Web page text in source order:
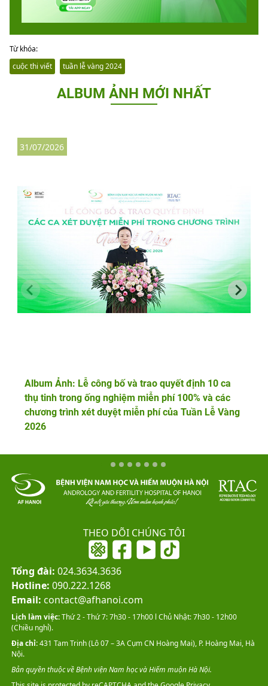
Từ khóa:
cuộc thi viết
tuần lễ vàng 2024
ALBUM ẢNH MỚI NHẤT
Album Ảnh: Lễ công bố và trao quyết định 10 ca
thụ tinh trong ống nghiệm miễn phí 100% và các
chương trình xét duyệt miễn phí của Tuần Lễ Vàng
2026
31/07/2026
THEO DÕI CHÚNG TÔI
Tổng đài: 024.3634.3636
Hotline: 090.222.1268
Email: contact@afhanoi.com
Lịch làm việc:Thứ 2 - Thứ 7: 7h30 - 17h00 l Chủ Nhật: 7h30 - 12h00
(Chiều nghỉ).
Địa chỉ:431 Tam Trinh (Lô 07 – 3A Cụm CN Hoàng Mai), P. Hoàng Mai, Hà
Nội.
Bản quyền thuộc về Bệnh viện Nam học và Hiếm muộn Hà Nội.